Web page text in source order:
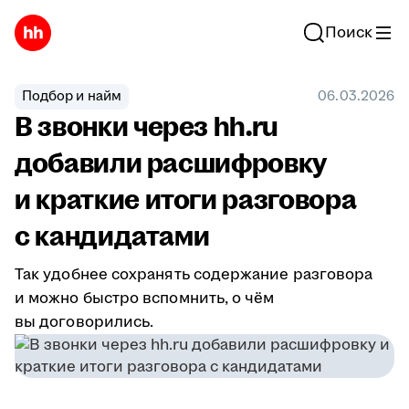
Поиск
Подбор и найм 06.03.2026
В звонки через hh.ru
добавили расшифровку
и краткие итоги разговора
с кандидатами
Так удобнее сохранять содержание разговора
и можно быстро вспомнить, о чём
вы договорились.